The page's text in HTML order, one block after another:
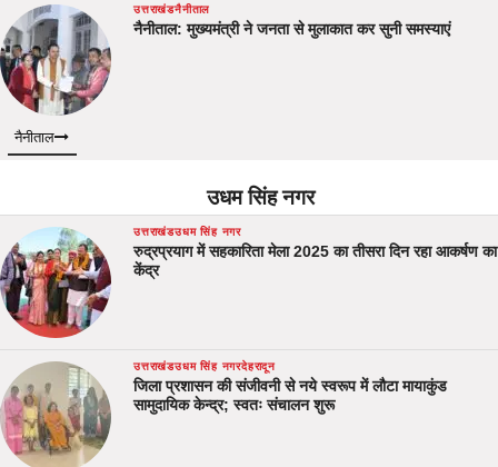
उत्तराखंडनैनीताल
नैनीताल: मुख्यमंत्री ने जनता से मुलाकात कर सुनी समस्याएं
नैनीताल
उधम सिंह नगर
उत्तराखंडउधम सिंह नगर
रुद्रप्रयाग में सहकारिता मेला 2025 का तीसरा दिन रहा आकर्षण का
केंद्र
उत्तराखंडउधम सिंह नगरदेहरादून
जिला प्रशासन की संजीवनी से नये स्वरूप में लौटा मायाकुंड
सामुदायिक केन्द्र; स्वतः संचालन शुरू